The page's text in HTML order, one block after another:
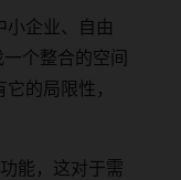
企业、自由
个整合的空间
的局限性，
能，这对于需